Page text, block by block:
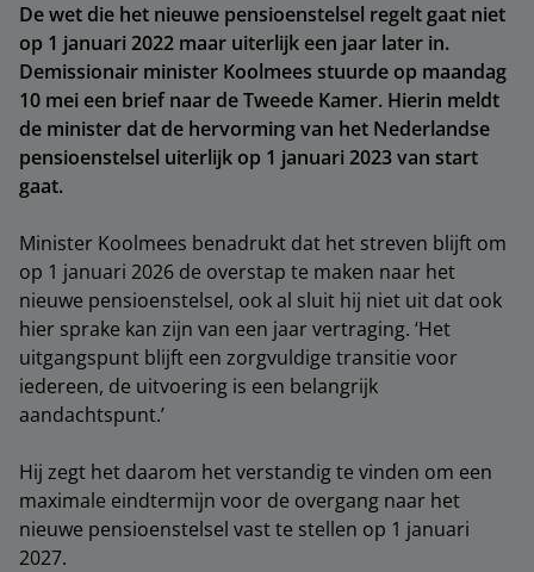
De wet die het nieuwe pensioenstelsel regelt gaat niet
op 1 januari 2022 maar uiterlijk een jaar later in.
Demissionair minister Koolmees stuurde op maandag
10 mei een brief naar de Tweede Kamer. Hierin meldt
de minister dat de hervorming van het Nederlandse
pensioenstelsel uiterlijk op 1 januari 2023 van start
gaat.
Minister Koolmees benadrukt dat het streven blijft om
op 1 januari 2026 de overstap te maken naar het
nieuwe pensioenstelsel, ook al sluit hij niet uit dat ook
hier sprake kan zijn van een jaar vertraging. ‘Het
uitgangspunt blijft een zorgvuldige transitie voor
iedereen, de uitvoering is een belangrijk
aandachtspunt.’
Hij zegt het daarom het verstandig te vinden om een
maximale eindtermijn voor de overgang naar het
nieuwe pensioenstelsel vast te stellen op 1 januari
2027.